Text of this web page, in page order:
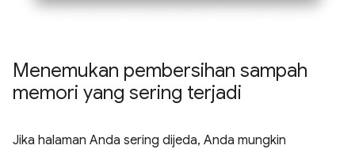
Menemukan pembersihan sampah
memori yang sering terjadi
Jika halaman Anda sering dijeda, Anda mungkin